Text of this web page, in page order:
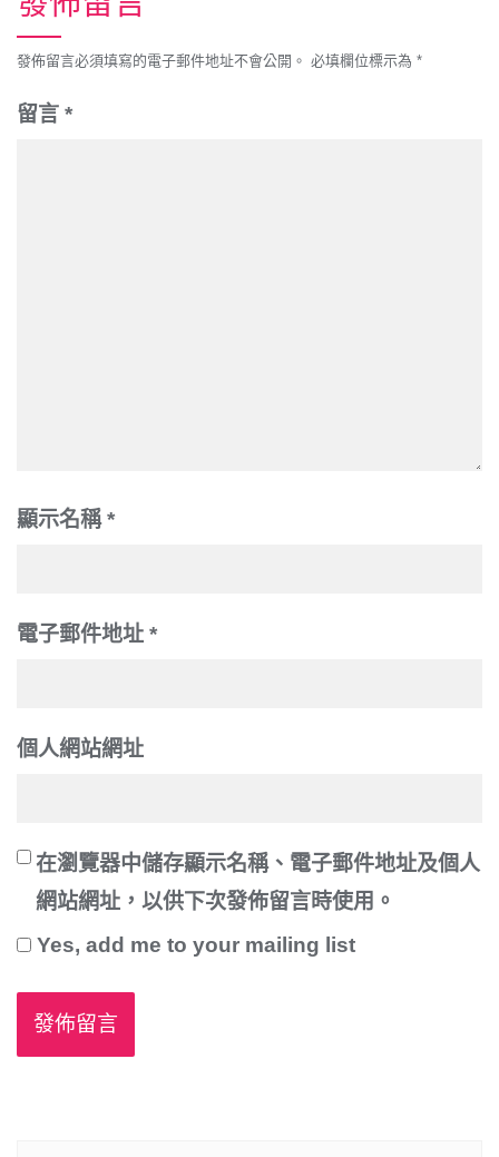
發佈留言必須填寫的電子郵件地址不會公開。 必填欄位標示為 *
留言 *
顯示名稱*
電子郵件地址 *
個人網站網址
在瀏覽器中儲存顯示名稱、電子郵件地址及個人
網站網址，以供下次發佈留言時使用。
Yes, add me to your mailing list